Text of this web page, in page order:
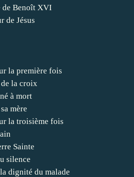
de Benoît XVI
de Jésus
la première fois
de la croix
à mort
mère
la troisième fois
Sainte
silence
dignité du malade